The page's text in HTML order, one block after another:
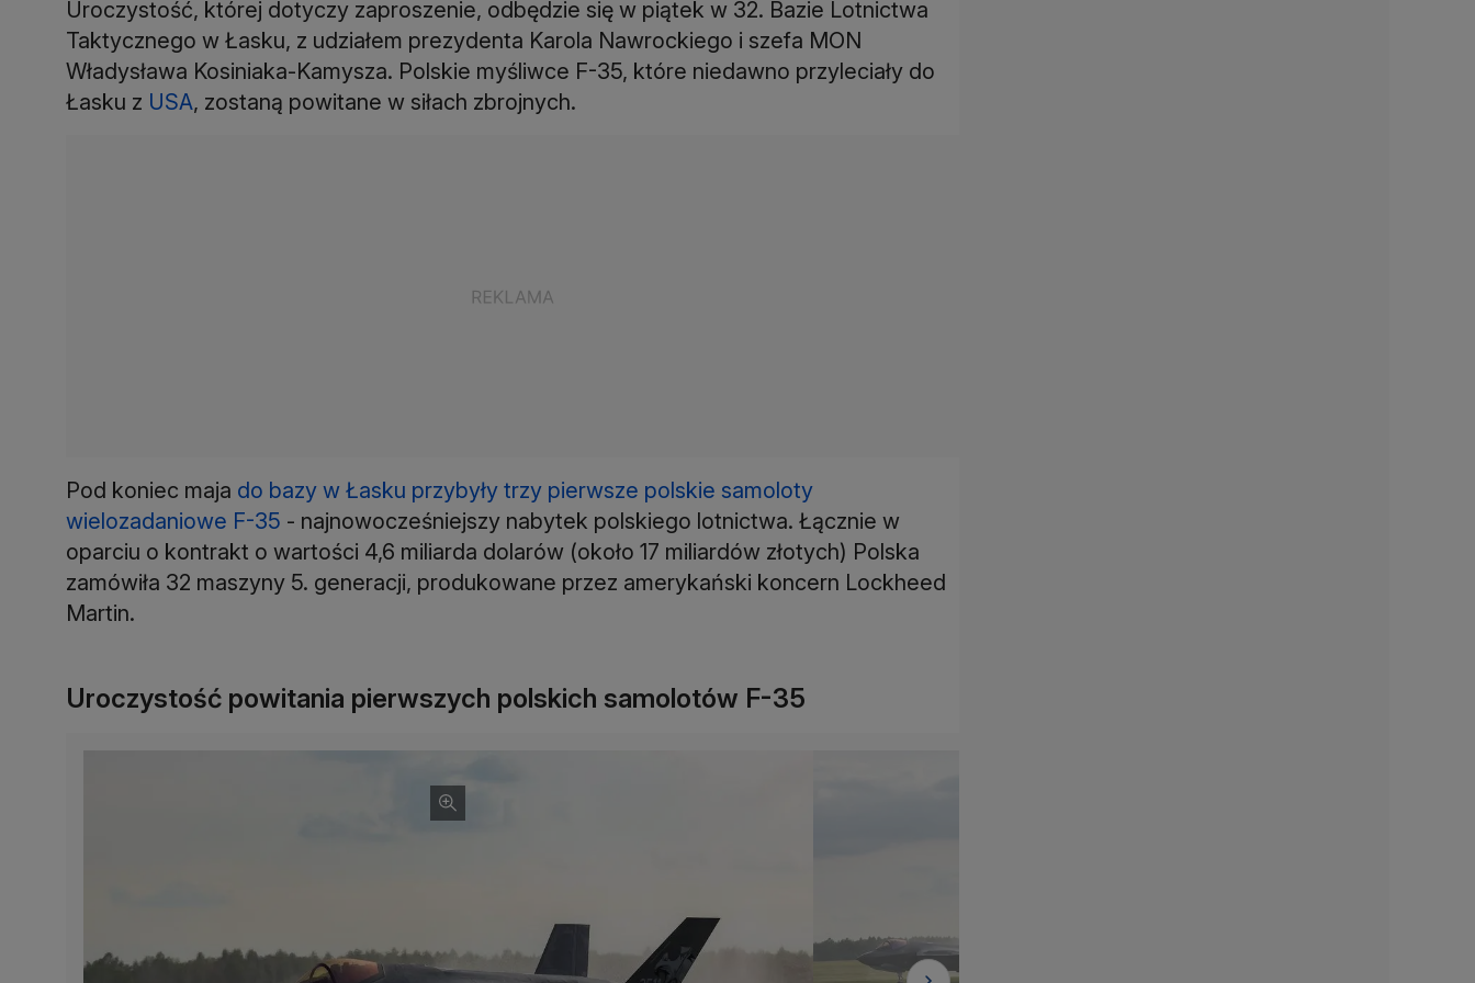
Uroczystość, której dotyczy zaproszenie, odbędzie się w piątek w 32. Bazie Lotnictwa
Taktycznego w Łasku, z udziałem prezydenta Karola Nawrockiego i szefa MON
Władysława Kosiniaka-Kamysza. Polskie myśliwce F-35, które niedawno przyleciały do
Łasku z USA, zostaną powitane w siłach zbrojnych.
Pod koniec maja do bazy w Łasku przybyły trzy pierwsze polskie samoloty
wielozadaniowe F-35 - najnowocześniejszy nabytek polskiego lotnictwa. Łącznie w
oparciu o kontrakt o wartości 4,6 miliarda dolarów (około 17 miliardów złotych) Polska
zamówiła 32 maszyny 5. generacji, produkowane przez amerykański koncern Lockheed
Martin.
Uroczystość powitania pierwszych polskich samolotów F-35